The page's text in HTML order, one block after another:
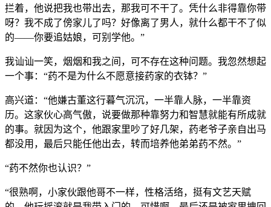
拦着，他说把我也带出去，那我可不干了。凭什么非得靠你带
呀？我不成了傍家儿了吗？好像离了男人，就什么都干不了似
的——你要追姑娘，可别学他。”
我讪讪一笑，烟烟和我之间，可不存在这种问题。我忽然想起
一个事：“药不是为什么不愿意接药家的衣钵？”
高兴道：“他嫌古董这行暮气沉沉，一半靠人脉，一半靠资
历。这家伙心高气傲，说要做那种靠努力和智慧就能有所成就
的事。就因为这个，他跟家里吵了好几架，药老爷子亲自出马
都没用，最后只能任他出去，转而培养他弟弟药不然。”
“药不然你也认识？”
“很熟啊，小家伙跟他哥不一样，性格活络，挺有文艺天赋